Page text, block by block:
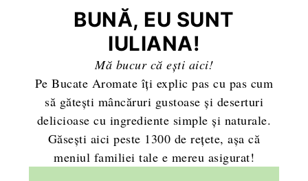
BUNĂ, EU SUNT
IULIANA!
Mă bucur că ești aici!
Pe Bucate Aromate îți explic pas cu pas cum
să gătești mâncăruri gustoase și deserturi
delicioase cu ingrediente simple și naturale.
Găsești aici peste 1300 de rețete, așa că
meniul familiei tale e mereu asigurat!